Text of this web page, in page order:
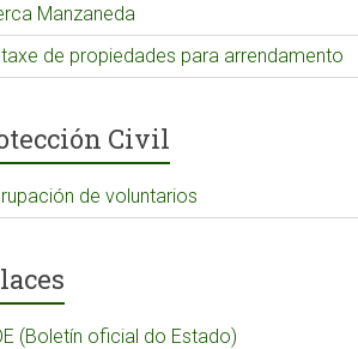
Manzaneda
de propiedades para arrendamento
Civil
de voluntarios
(Boletín oficial do Estado)